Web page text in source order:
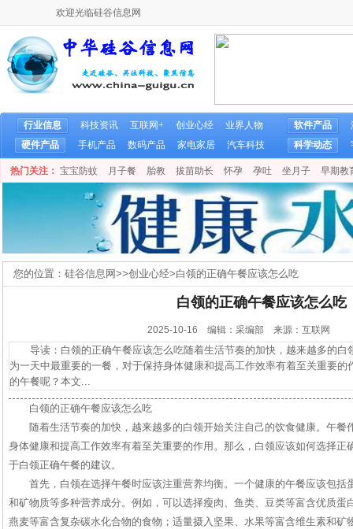
欢迎光临硅谷信息网
行业信息 科技资讯 互联网+ 创业心经
业界人物
硬件产品
手机产品 数码产品 家电家居 汽车科技
软件产品
科学动态
热门关注： 宝宝防蚊 月子餐 胎教 拔苗助长 怀孕 孕吐 坐月子 早期教
您的位置： 硅谷信息网>>创业心经>白领的正确午餐应该怎么吃
白领的正确午餐应该怎么吃
2025-10-16 编辑：采编部 来源：互联网
导读：白领的正确午餐应该怎么吃随着生活节奏的加快，越来越多的白
为一天中最重要的一餐，对于保持身体健康和提高工作效率有着至关重要
的午餐呢？本文...
白领的正确午餐应该怎么吃
随着生活节奏的加快，越来越多的白领开始关注自己的饮食健康。午餐
身体健康和提高工作效率有着至关重要的作用。那么，白领应该如何选择正
于白领正确午餐的建议。
首先，白领在选择午餐时应该注重营养均衡。一个健康的午餐应该包括
和矿物质等多种营养成分。例如，可以选择瘦肉、鱼类、豆类等富含优质蛋
燕麦等富含复杂碳水化合物的食物；适量摄入坚果、水果等富含维生素和矿